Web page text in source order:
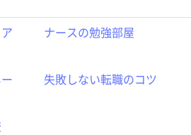
ナースの勉強部屋
失敗しない転職のコツ